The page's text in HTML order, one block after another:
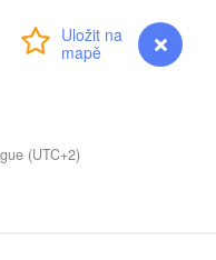
Předpověď
(UTC+2)